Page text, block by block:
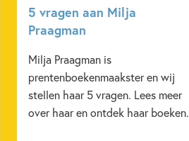
5 vragen aan Milja
Praagman
Milja Praagman is
prentenboekenmaakster en wij
stellen haar 5 vragen. Lees meer
over haar en ontdek haar boeken.